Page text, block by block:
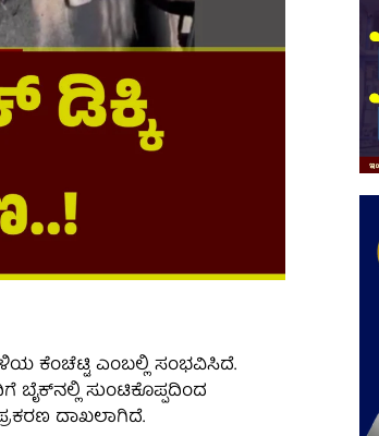
ಕೆಂಚೆಟ್ಟಿ ಎಂಬಲ್ಲಿ ಸಂಭವಿಸಿದೆ.
ಬೈಕ್‌ನಲ್ಲಿ ಸುಂಟಿಕೊಪ್ಪದಿಂದ
ದಾಖಲಾಗಿದೆ.